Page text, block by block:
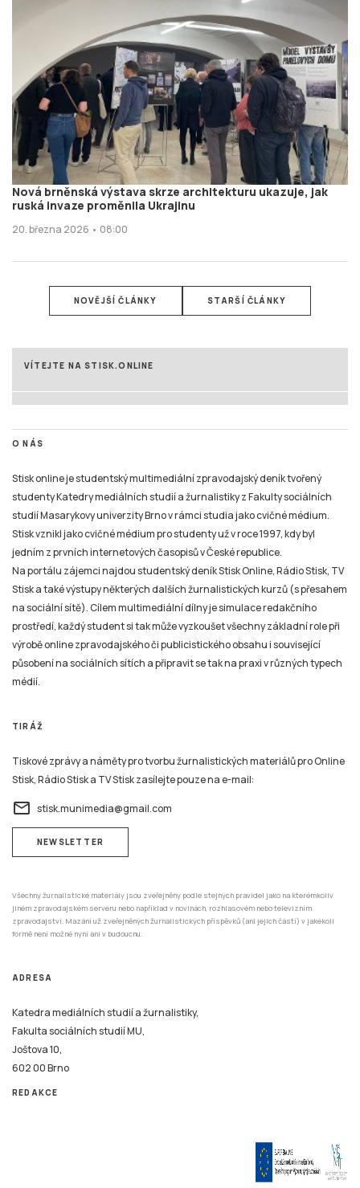
Nová brněnská výstava skrze architekturu ukazuje, jak
ruská invaze proměnila Ukrajinu
20. března 2026 • 08:00
NOVĚJŠÍ ČLÁNKY STARŠÍ ČLÁNKY
VÍTEJTE NA STISK.ONLINE
O NÁS
Stisk online je studentský multimediální zpravodajský deník tvořený
studenty Katedry mediálních studií a žurnalistiky z Fakulty sociálních
studií Masarykovy univerzity Brno v rámci studia jako cvičné médium.
Stisk vznikl jako cvičné médium pro studenty už v roce 1997, kdy byl
jedním z prvních internetových časopisů v České republice.
Na portálu zájemci najdou studentský deník Stisk Online, Rádio Stisk, TV
Stisk a také výstupy některých dalších žurnalistických kurzů (s přesahem
na sociální sítě). Cílem multimediální dílny je simulace redakčního
prostředí, každý student si tak může vyzkoušet všechny základní role při
výrobě online zpravodajského či publicistického obsahu i související
působení na sociálních sítích a připravit se tak na praxi v různých typech
médií.
TIRÁŽ
Tiskové zprávy a náměty pro tvorbu žurnalistických materiálů pro Online
Stisk, Rádio Stisk a TV Stisk zasílejte pouze na e-mail:
email stisk.munimedia@gmail.com
NEWSLETTER
Všechny žurnalistické materiály jsou zveřejněny podle stejných pravidel jako na kterémkoliv
jiném zpravodajském serveru nebo například v novinách, rozhlasovém nebo televizním
zpravodajství. Mazání už zveřejněných žurnalistických příspěvků (ani jejich částí) v jakékoli
formě není možné nyní ani v budoucnu.
ADRESA
Katedra mediálních studií a žurnalistiky,
Fakulta sociálních studií MU,
Joštova 10,
602 00 Brno
REDAKCE